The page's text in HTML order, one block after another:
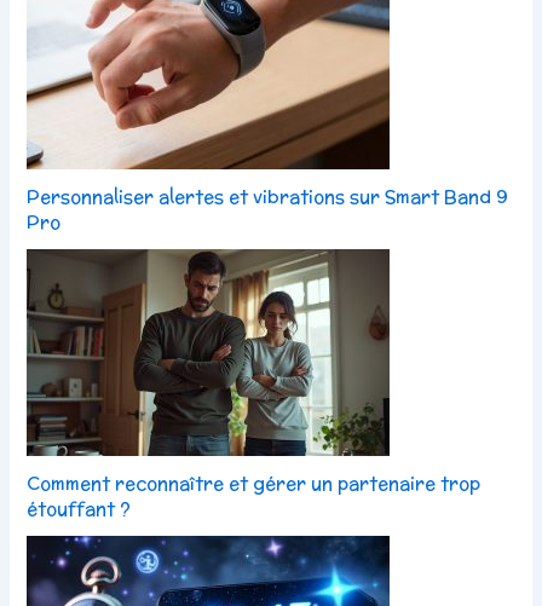
Personnaliser alertes et vibrations sur Smart Band 9
Pro
Comment reconnaître et gérer un partenaire trop
étouffant ?